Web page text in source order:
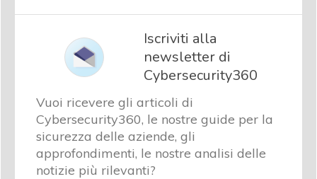
Iscriviti alla
newsletter di
Cybersecurity360
Vuoi ricevere gli articoli di
Cybersecurity360, le nostre guide per la
sicurezza delle aziende, gli
approfondimenti, le nostre analisi delle
notizie più rilevanti?